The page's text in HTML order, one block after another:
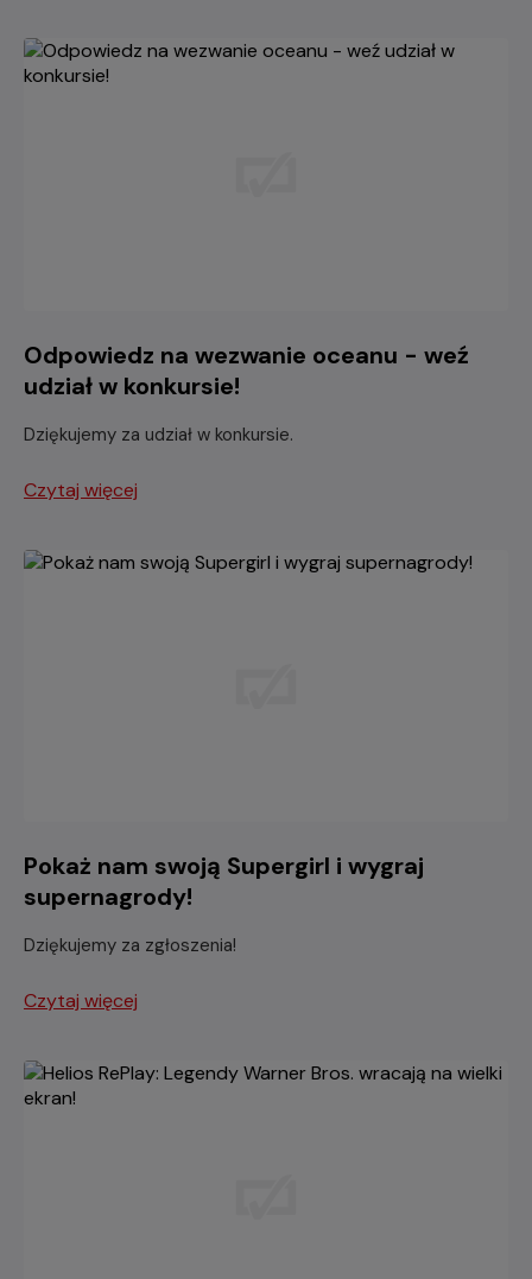
Odpowiedz na wezwanie oceanu - weź
udział w konkursie!
Dziękujemy za udział w konkursie.
Czytaj więcej
Pokaż nam swoją Supergirl i wygraj
supernagrody!
Dziękujemy za zgłoszenia!
Czytaj więcej